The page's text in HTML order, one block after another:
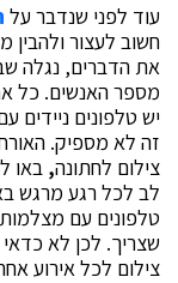
עוד לפני שנדבר על
חשוב לעצור ולהבין
את הדברים, נגלה
מספר האנשים. כל
יש טלפונים
זה לא מספיק.
צילום לחתונה, באו
לב לכל רגע מרגש
טלפונים עם
שצריך. לכן לא
צילום לכל אירוע